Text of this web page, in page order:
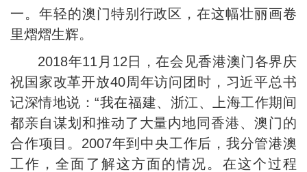
一。年轻的澳门特别行政区，在这幅壮丽画卷
里熠熠生辉。
2018年11月12日，在会见香港澳门各界庆
祝国家改革开放40周年访问团时，习近平总书
记深情地说：“我在福建、浙江、上海工作期间
都亲自谋划和推动了大量内地同香港、澳门的
合作项目。2007年到中央工作后，我分管港澳
工作，全面了解这方面的情况。在这个过程